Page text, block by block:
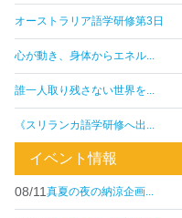
オーストラリア語学研修第3日
心が動き、身体からエネル...
誰一人取り残さない世界を...
《スリランカ語学研修へ出...
イベント情報
08/11 真夏の夜の納涼企画...